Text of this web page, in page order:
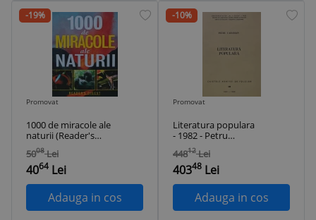
-19%
Promovat
1000 de miracole ale
naturii (Reader's
Digest) - 2006 (BF12)
5008 Lei
4064 Lei
Adauga in cos
-10%
Promovat
Literatura populara
- 1982 - Petru
Caraman (AC336)
44812 Lei
40348 Lei
Adauga in cos